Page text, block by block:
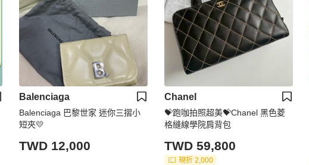
Balenciaga
Balenciaga 巴黎世家 迷你三摺小
短夾💛
TWD 12,000
Chanel
💝跑咖拍照超美💝Chanel 黑色菱
格縫線學院肩背包
TWD 59,800
現折 2,000